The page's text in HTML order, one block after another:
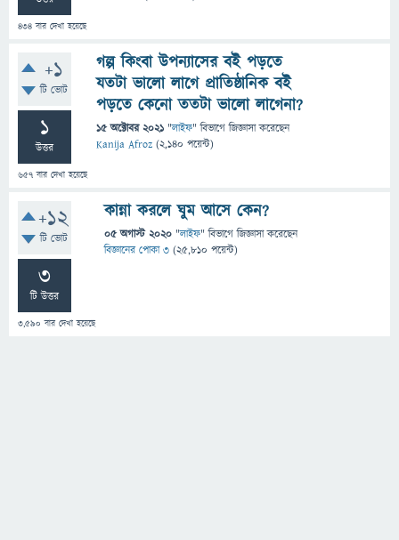
434 বার দেখা হয়েছে
+1
টি ভোট
1
উত্তর
657 বার দেখা হয়েছে
গল্প কিংবা উপন্যাসের বই পড়তে
যতটা ভালো লাগে প্রাতিষ্ঠানিক বই
পড়তে কেনো ততটা ভালো লাগেনা?
15 অক্টোবর 2021 "লাইফ" বিভাগে জিজ্ঞাসাকরেছেন
Kanija Afroz (2,140 পয়েন্ট)
+12
টি ভোট
3
টি উত্তর
3,590 বার দেখা হয়েছে
কান্না করলে ঘুম আসে কেন?
05 অগাস্ট 2020 "লাইফ" বিভাগে জিজ্ঞাসাকরেছেন
বিজ্ঞানের পোকা ৩ (25,810 পয়েন্ট)